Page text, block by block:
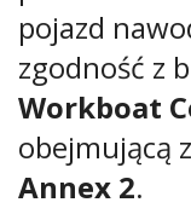
pojazd
zgodność z
Workboat
obejmującą
Annex 2.